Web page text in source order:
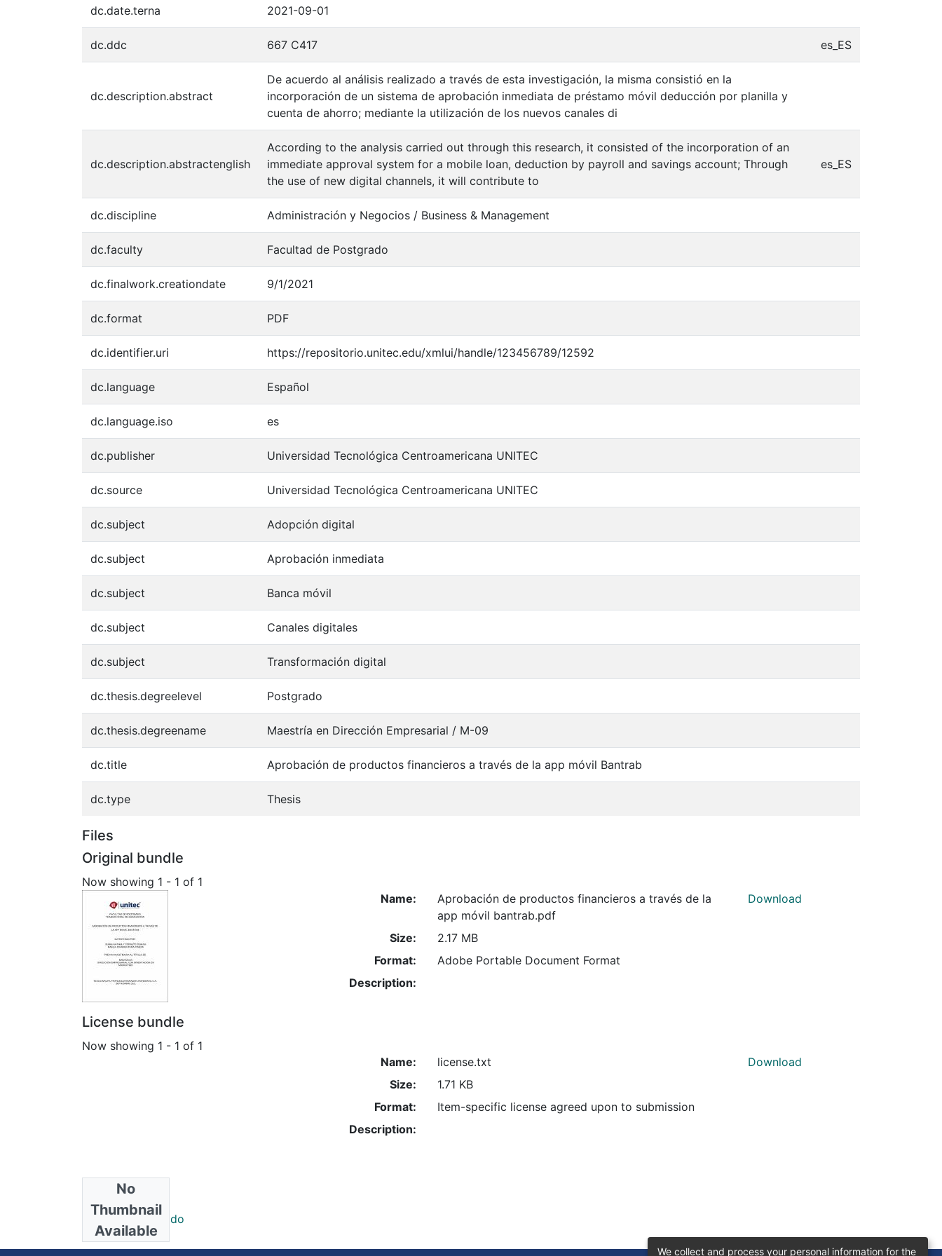
dc.date.terna 2021-09-01
dc.ddc 667 C417 es_ES
dc.description.abstract
De acuerdo al análisis realizado a través de esta investigación, la misma consistió en la
incorporación de un sistema de aprobación inmediata de préstamo móvil deducción por planilla y
cuenta de ahorro; mediante la utilización de los nuevos canales di
dc.description.abstractenglish
According to the analysis carried out through this research, it consisted of the incorporation of an
immediate approval system for a mobile loan, deduction by payroll and savings account; Through
the use of new digital channels, it will contribute to
es_ES
dc.discipline Administración y Negocios / Business & Management
dc.faculty Facultad de Postgrado
dc.finalwork.creationdate 9/1/2021
dc.format PDF
dc.identifier.uri https://repositorio.unitec.edu/xmlui/handle/123456789/12592
dc.language Español
dc.language.iso es
dc.publisher Universidad Tecnológica Centroamericana UNITEC
dc.source Universidad Tecnológica Centroamericana UNITEC
dc.subject Adopción digital
dc.subject Aprobación inmediata
dc.subject Banca móvil
dc.subject Canales digitales
dc.subject Transformación digital
dc.thesis.degreelevel Postgrado
dc.thesis.degreename Maestría en Dirección Empresarial / M-09
dc.title Aprobación de productos financieros a través de la app móvil Bantrab
dc.type Thesis
Files
Original bundle
Now showing 1 - 1 of 1
Name:
Aprobación de productos financieros a través de la
app móvil bantrab.pdf
Size:
2.17 MB
Format:
Adobe Portable Document Format
Description:
Download
License bundle
Now showing 1 - 1 of 1
No
Thumbnail
Available
Name:
license.txt
Size:
1.71 KB
Format:
Item-specific license agreed upon to submission
Description:
Download
Collections
Tesis de Postgrado
We collect and process your personal information for the